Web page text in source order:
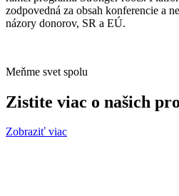
zodpovedná za obsah konferencie a
názory donorov, SR a EÚ.
Meňme svet spolu
Zistite viac o našich
Zobraziť viac